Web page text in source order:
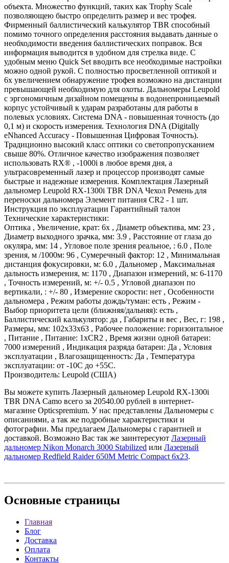
объекта. Множество функций, таких как Trophy Scale
позволяющею быстро определить размер и вес трофея.
Фирменный баллистический калькулятор TBR способный
помимо точного определения расстояния выдавать данные о
необходимости введения баллистических поправок. Вся
информация выводится в удобном для стрелка виде. С
удобным меню Quick Set вводить все необходимые настройки
можно одной рукой. С полностью просветленной оптикой и
6х увеличением обнаружение трофея возможно на дистанции
превышающей необходимую для охоты. Дальномеры Leupold
с эргономичным дизайном помещены в водонепроницаемый
корпус устойчивый к ударам разработаны для работы в
полевых условиях. Система DNA - повышенная точность (до
0,1 м) и скорость измерения. Технология DNA (Digitally
eNhanced Accuracy - Повышенная Цифровая Точность).
Традиционно высокий класс оптики со светопропусканием
свыше 80%. Отличное качество изображения позволяет
использовать RX® , -1000i в любое время дня, а
ультрасовременный лазер и процессор производят самые
быстрые и надежные измерения. Комплектация Лазерный
дальномер Leupold RX-1300i TBR DNA Чехол Ремень для
переноски дальномера Элемент питания CR2 - 1 шт.
Инструкция по эксплуатации Гарантийный талон
Технические характеристики:
Оптика , Увеличение, крат: 6x , Диаметр объектива, мм: 23 ,
Диаметр выходного зрачка, мм: 3.9 , Расстояние от глаза до
окуляра, мм: 14 , Угловое поле зрения реальное, : 6.0 , Поле
зрения, м /1000м: 96 , Сумеречный фактор: 12 , Минимальная
дистанция фокусировки, м: 6.0 , Дальномер , Максимальная
дальность измерения, м: 1170 , Диапазон измерений, м: 6-1170
, Точность измерений, м: +/- 0.5 , Угловой диапазон по
вертикали, : +/- 80 , Измерение скорости: нет , Особенности
дальномера , Режим работы дождь/туман: есть , Режим -
Выбор приоритета цели (ближняя/дальняя): есть ,
Баллистический калькулятор: да , Габариты и вес , Вес, г: 198 ,
Размеры, мм: 102х33х63 , Рабочее положение: горизонтальное
, Питание , Питание: 1xCR2 , Время жизни одной батареи:
7000 измерений , Индикация разряда батареи: Да , Условия
эксплуатации , Влагозащищенность: Да , Температура
эксплуатации: от -10C до +55C.
Производитель: Leupold (США)
Вы можете купить Лазерный дальномер Leupold RX-1300i
TBR DNA Camo всего за 20540.00 рублей в интернет-
магазине Opticspremium. У нас представлены Дальномеры с
описаниями, а так же подробные характеристики и
фотографии. Мы предлагаем Дальномеры с гарантией и
доставкой. Возможно Вас так же заинтересуют Лазерный
дальномер Nikon Monarch 3000 Stabilized или Лазерный
дальномер Redfield Raider 650M Metric Compact 6х23.
Основные страницы
Главная
Блог
Доставка
Оплата
Контакты